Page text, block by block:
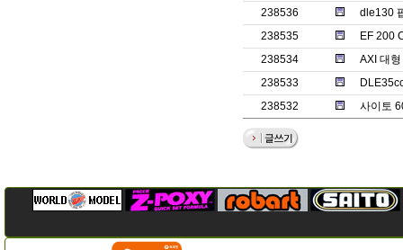
238536
dle130
238535
EF 200
238534
AXI 대
238533
238532
사이토